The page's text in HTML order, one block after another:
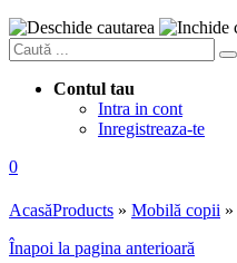
Contul tau
Intra in cont
Inregistreaza-te
0
AcasăProducts » Mobilă copii »
Înapoi la pagina anterioară